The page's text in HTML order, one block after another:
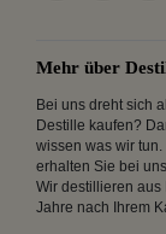
Mehr über
Bei uns dreht sich
Destille kaufen?
wissen was wir
erhalten Sie bei
Wir destillieren aus
Jahre nach Ihrem